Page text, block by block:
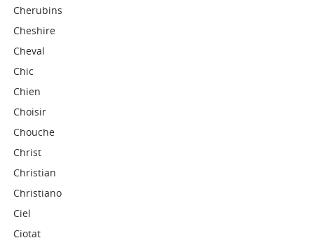
Cherubins
Cheshire
Cheval
Chic
Chien
Choisir
Chouche
Christ
Christian
Christiano
Ciel
Ciotat